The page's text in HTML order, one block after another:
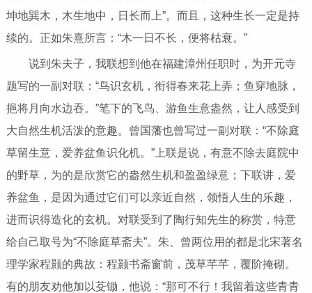
坤地巽木，木生地中，日长而上”。而且，这种生长一定是持
续的。正如朱熹所言：“木一日不长，便将枯衰。”
说到朱夫子，我联想到他在福建漳州任职时，为开元寺
题写的一副对联：“鸟识玄机，衔得春来花上弄；鱼穿地脉，
挹将月向水边吞。”笔下的飞鸟、游鱼生意盎然，让人感受到
大自然生机活泼的意趣。曾国藩也曾写过一副对联：“不除庭
草留生意，爱养盆鱼识化机。”上联是说，有意不除去庭院中
的野草，为的是欣赏它的盎然生机和盈盈绿意；下联讲，爱
养盆鱼，是因为通过它们可以亲近自然，领悟人生的乐趣，
进而识得造化的玄机。对联受到了陶行知先生的称赏，特意
给自己取号为“不除庭草斋夫”。朱、曾两位用的都是北宋著名
理学家程颢的典故：程颢书斋窗前，茂草芊芊，覆阶掩砌。
有的朋友劝他加以芟锄，他说：“那可不行！我留着这些青青